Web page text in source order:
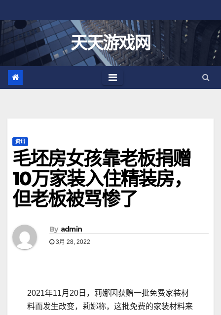
至
天天游戏网
资讯
毛坯房女孩靠老板捐赠
10万家装入住精装房，
但老板被骂惨了
By admin
3月 28, 2022
2021年11月20日，莉娜因获赠一批免费家装材
料而发生改变，莉娜称，这批免费的家装材料来